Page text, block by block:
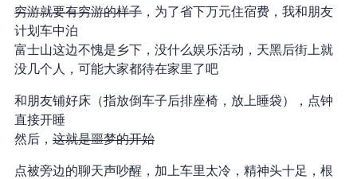
穷游就要有穷游的样子 ，为了省下 1 万元住宿费，我和朋友
计划车中泊
富士山这边不愧是乡下，没什么娱乐活动，天黑后街上就
没几个人，可能大家都待在家里了吧
和朋友铺好床（指放倒车子后排座椅，放上睡袋），10 点钟
直接开睡
然后， 这就是噩梦的开始
12 点被旁边的聊天声吵醒，加上车里太冷，精神头十足，根